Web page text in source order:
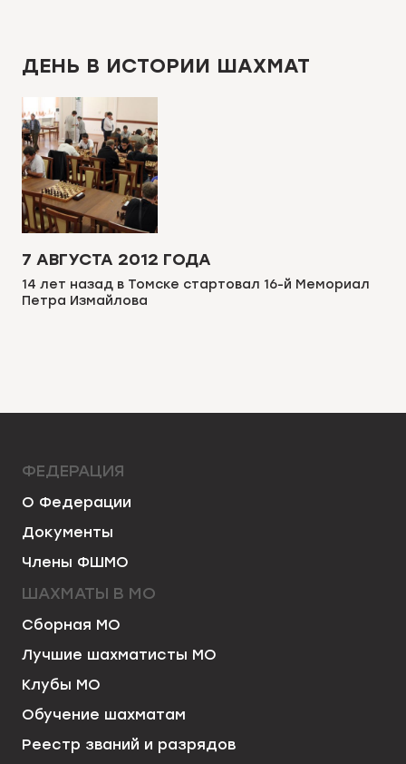
ДЕНЬ В ИСТОРИИ ШАХМАТ
7 АВГУСТА 2012 ГОДА
14 лет назад в Томске стартовал 16-й Мемориал
Петра Измайлова
ФЕДЕРАЦИЯ
О Федерации
Документы
Члены ФШМО
ШАХМАТЫ В МО
Сборная МО
Лучшие шахматисты МО
Клубы МО
Обучение шахматам
Реестр званий и разрядов